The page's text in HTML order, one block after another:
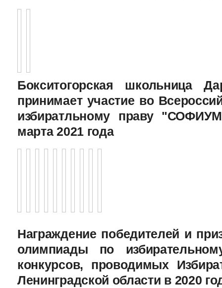
Бокситогорская школьница
принимает участие во
избиратльному праву
марта 2021 года
Награждение победителей и
олимпиады по
конкурсов, проводимых
Ленинградской области в 2020